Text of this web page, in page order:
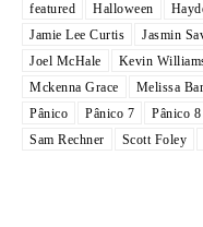
featured
Halloween
Jamie Lee Curtis
Jasmin
Joel McHale
Kevin
Mckenna Grace
Melissa
Pânico
Pânico 7 Pânico 8
Sam Rechner
Scott Foley